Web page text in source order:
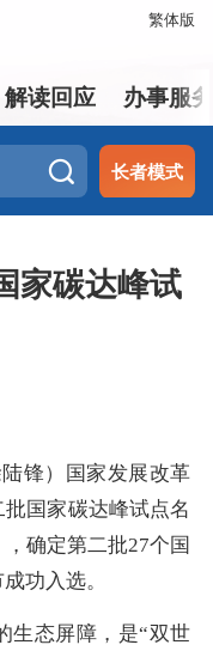
繁体版
解读回应 办事服
长者模式
家碳达峰试
锋）国家发展改革
国家碳达峰试点名
确定第二批27个国
功入选。
态屏障，是“双世